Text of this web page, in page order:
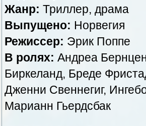
Жанр: Триллер, драма
Выпущено: Норвегия
Режиссер: Эрик Поппе
В ролях: Андреа
Биркеланд, Бреде
Дженни Свеннегиг,
Марианн Гьердсбак